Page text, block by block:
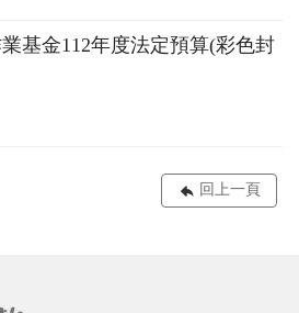
基金112年度法定預算(彩色封
回上一頁